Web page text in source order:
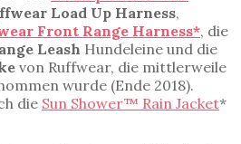
Load Up Harness,
Front Range Harness*, die
Leash Hundeleine und die
von Ruffwear, die mittlerweile
wurde (Ende 2018).
die Sun Shower™ Rain Jacket*